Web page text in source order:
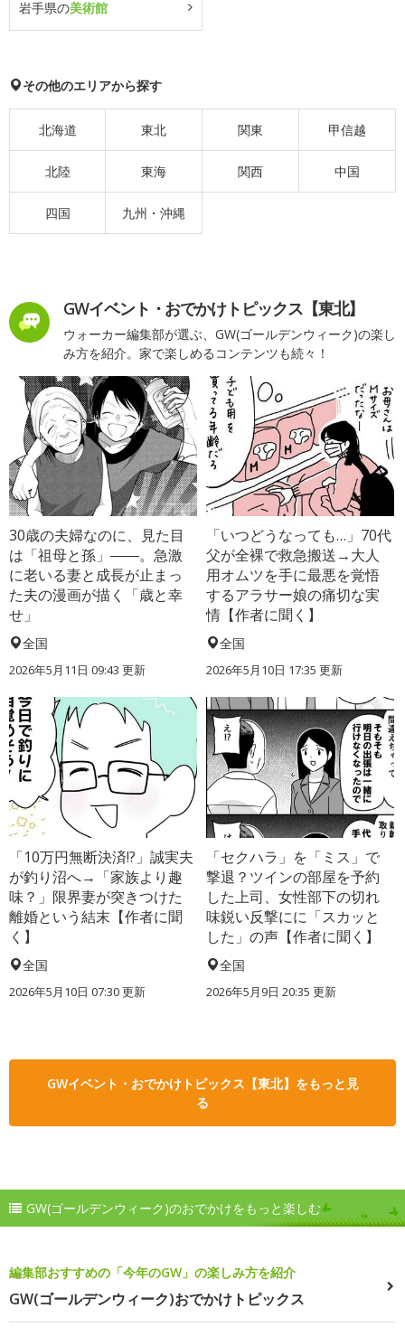
岩手県の美術館
その他のエリアから探す
北海道 東北 関東 甲信越
北陸 東海 関西 中国
四国 九州・沖縄
GWイベント・おでかけトピックス【東北】
ウォーカー編集部が選ぶ、GW(ゴールデンウィーク)の楽し
み方を紹介。家で楽しめるコンテンツも続々！
30歳の夫婦なのに、見た目
は「祖母と孫」――。急激
に老いる妻と成長が止まっ
た夫の漫画が描く「歳と幸
せ」
全国
2026年5月11日 09:43 更新
「いつどうなっても…」70代
父が全裸で救急搬送→大人
用オムツを手に最悪を覚悟
するアラサー娘の痛切な実
情【作者に聞く】
全国
2026年5月10日 17:35 更新
「10万円無断決済!?」誠実夫
が釣り沼へ→「家族より趣
味？」限界妻が突きつけた
離婚という結末【作者に聞
く】
全国
2026年5月10日 07:30 更新
「セクハラ」を「ミス」で
撃退？ツインの部屋を予約
した上司、女性部下の切れ
味鋭い反撃にに「スカッと
した」の声【作者に聞く】
全国
2026年5月9日 20:35 更新
GWイベント・おでかけトピックス【東北】をもっと見
る
GW(ゴールデンウィーク)のおでかけをもっと楽しむ
編集部おすすめの「今年のGW」の楽しみ方を紹介
GW(ゴールデンウィーク)おでかけトピックス